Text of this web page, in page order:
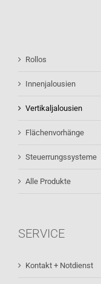
Rollos
Innenjalousien
Vertikaljalousien
Flächenvorhänge
Steuerrungssysteme
Alle Produkte
SERVICE
Kontakt + Notdienst